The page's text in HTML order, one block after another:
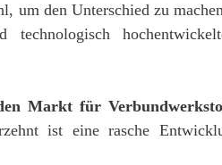
um den Unterschied zu
Markt für
ist eine rasche